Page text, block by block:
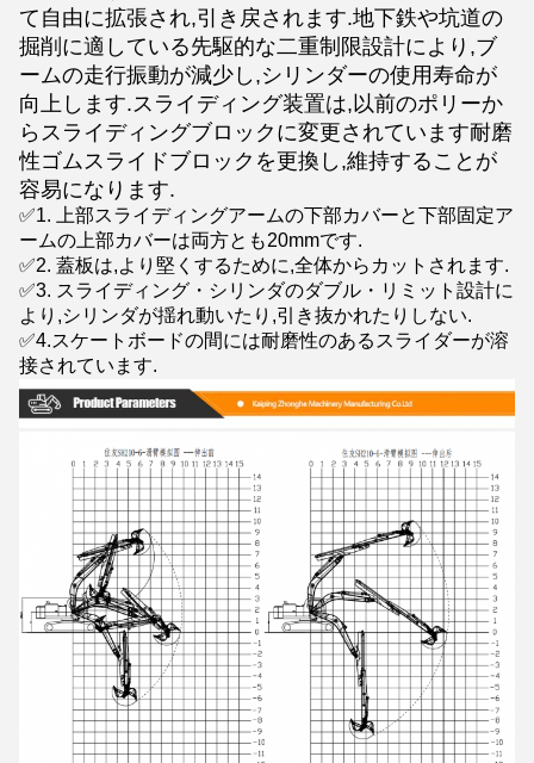
て自由に拡張され,引き戻されます.地下鉄や坑道の
掘削に適している先駆的な二重制限設計により,ブ
ームの走行振動が減少し,シリンダーの使用寿命が
向上します.スライディング装置は,以前のポリーか
らスライディングブロックに変更されています耐磨
性ゴムスライドブロックを更換し,維持することが
容易になります.
✅1. 上部スライディングアームの下部カバーと下部固定ア
ームの上部カバーは両方とも20mmです.
✅2. 蓋板は,より堅くするために,全体からカットされます.
✅3. スライディング・シリンダのダブル・リミット設計に
より,シリンダが揺れ動いたり,引き抜かれたりしない.
✅4.スケートボードの間には耐磨性のあるスライダーが溶
接されています.